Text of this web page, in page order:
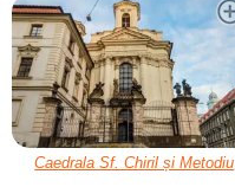
Caedrala Sf. Chiril și Metodiu